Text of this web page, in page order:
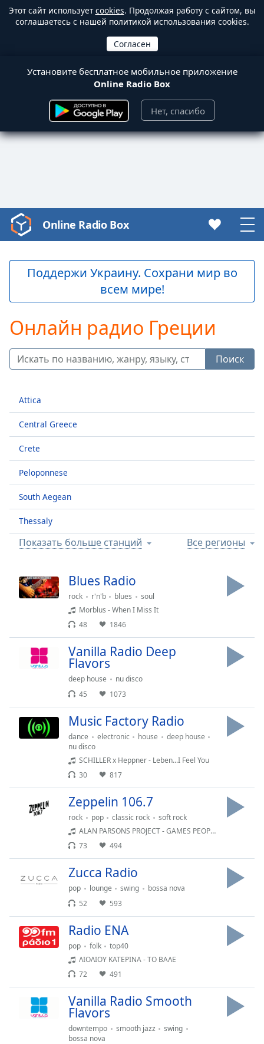
Этот сайт используетcookies. Продолжая работу с сайтом, вы
соглашаетесь с нашей политикой использования cookies.
Установите бесплатное мобильное приложение
Online Radio Box
Нет, спасибо
Video
Player
loading.
Play
Backward
Forward
Mute
Duration-:-
Loaded:
0.00%
Stream
LIVE
currently
behind
LIVE
Remaining
Time-
Playback
Chapters
Descriptions
descriptions
off,
selected
opens
subtitles
settings
off,
Picture
window.
Online Radio Box
Поддержи Украину. Сохрани мир во
всем мире!
Онлайн радио Греции
Поиск
Attica
Central Greece
Crete
Peloponnese
South Aegean
Thessaly
Показать больше станций Все регионы
Blues Radio
rock r'n'b blues
soul
Morblus - When I Miss It
48
1846
Vanilla Radio Deep
Flavors
deep house
nu disco
45
1073
Music Factory Radio
dance electronic house
deep house
nu disco
SCHILLER x Heppner - Leben...I Feel You
30
817
Zeppelin 106.7
rock pop classic rock
soft rock
ALAN PARSONS PROJECT - GAMES PEOPLE PLAY
73
494
Zucca Radio
pop lounge swing
bossa nova
52
593
Radio ENA
pop folk
top40
ΛΙΟΛΙΟΥ ΚΑΤΕΡΙΝΑ - ΤΟ ΒΑΛΕ
72
491
Vanilla Radio Smooth
Flavors
downtempo smooth jazz
swing
bossa nova